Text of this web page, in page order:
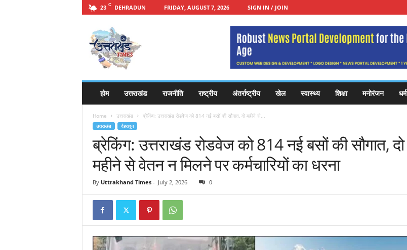
23 C DEHRADUN FRIDAY, AUGUST 7, 2026 SIGN IN / JOIN
a
t
होम उत्तराखंड राजनीति राष्ट्रीय अंतर्राष्ट्रीय खेल स्वास्थ्य शिक्षा मनोरंजन धर्म
Home उत्तराखंड ब्रेकिंग: उत्तराखंड रोडवेज को 814 नई बसों की सौगात, दो महीने से...
उत्तराखंड देहरादून
ब्रेकिंग: उत्तराखंड रोडवेज को 814 नई बसों की सौगात, दो
महीने से वेतन न मिलने पर कर्मचारियों का धरना
By Uttrakhand Times- July 2, 2026 0